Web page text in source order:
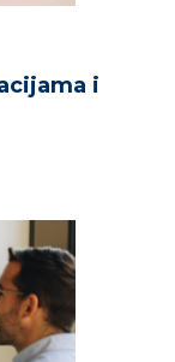
i